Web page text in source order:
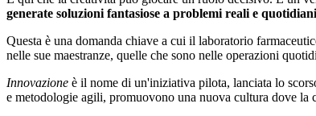
generate soluzioni fantasiose a problemi reali e
Questa è una domanda chiave a cui il laboratorio
nelle sue maestranze, quelle che sono nelle operazioni
Innovazione è il nome di un'iniziativa pilota, lanciata lo
e metodologie agili, promuovono una nuova cultura dove la